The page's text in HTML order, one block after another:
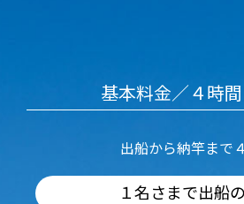
基本料金／４時
出船から納竿まで
１名さまで出船